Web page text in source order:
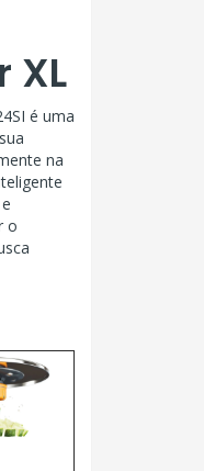
XL
é uma
na
o